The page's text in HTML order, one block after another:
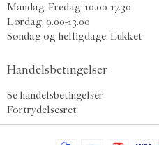
Mandag-Fredag: 10.00-17.30
Lørdag: 9.00-13.00
Søndag og helligdage: Lukket
Handelsbetingelser
Se handelsbetingelser
Fortrydelsesret